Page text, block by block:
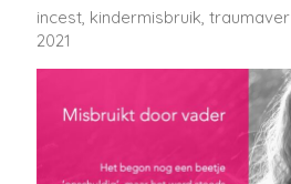
incest, kindermisbruik,
2021